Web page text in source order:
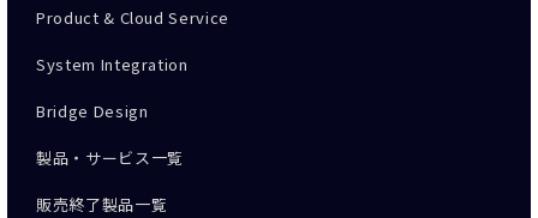
Product & Cloud Service
System Integration
Bridge Design
製品・サービス一覧
販売終了製品一覧